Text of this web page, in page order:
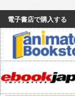
電子書店で購入する